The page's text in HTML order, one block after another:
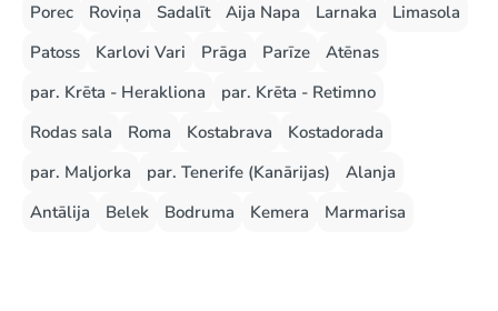
Porec
Roviņa Sadalīt Aija Napa Larnaka
Limasola
Patoss
Karlovi Vari Prāga Parīze
Atēnas
par. Krēta - Herakliona
par. Krēta - Retimno
Rodas sala
Roma Kostabrava
Kostadorada
par. Maljorka
par. Tenerife (Kanārijas)
Alanja
Antālija
Belek Bodruma Kemera Marmarisa